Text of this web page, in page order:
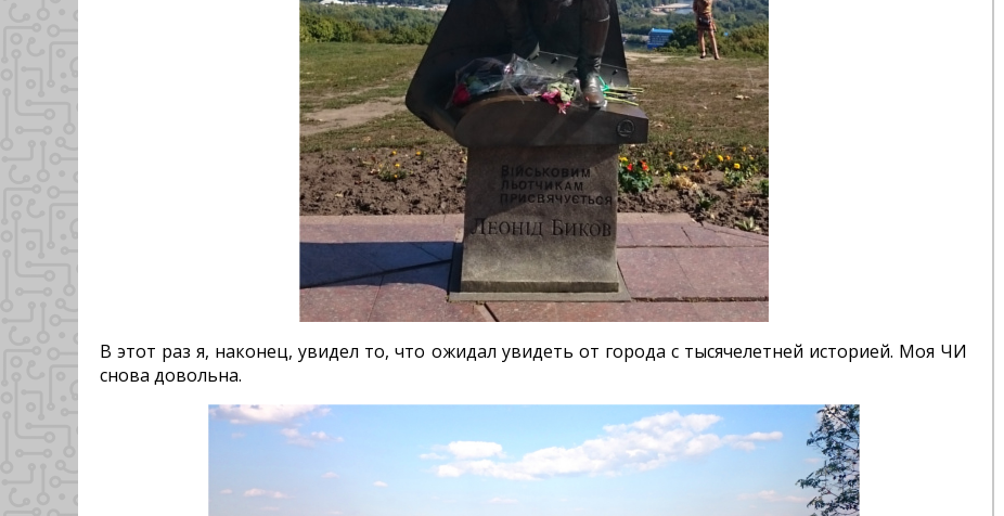
В этот раз я, наконец, увидел то, что ожидал увидеть от города с тысячелетней историей. Моя ЧИ
снова довольна.